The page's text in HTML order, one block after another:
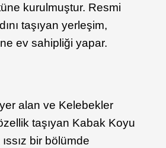
kurulmuştur. Resmi
taşıyan yerleşim,
ev sahipliği yapar.
alan ve Kelebekler
taşıyan Kabak Koyu
bir bölümde